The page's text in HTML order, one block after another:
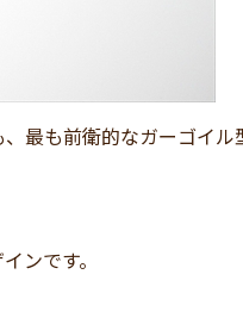
最も前衛的なガーゴイル
ンです。